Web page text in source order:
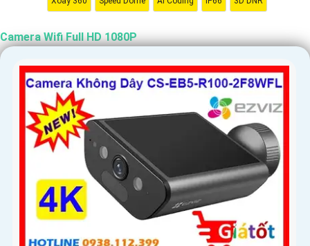
Camera Wifi Full HD 1080P